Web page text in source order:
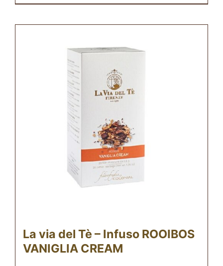
La via del Tè – Infuso ROOIBOS
VANIGLIA CREAM